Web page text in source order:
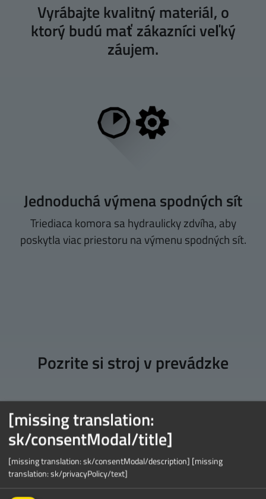
Vyrábajte kvalitný materiál, o
ktorý budú mať zákazníci veľký
záujem.
Jednoduchá výmena spodných sít
Triediaca komora sa hydraulicky zdvíha, aby
poskytla viac priestoru na výmenu spodných sít.
Pozrite si stroj v prevádzke
[missing translation: sk/contextualConsent/description]
[missing translation:
sk/contextualConsent/acceptOnce]
[missing translation:
sk/consentModal/title]
[missing translation: sk/consentModal/description] [missing
translation: sk/privacyPolicy/text]